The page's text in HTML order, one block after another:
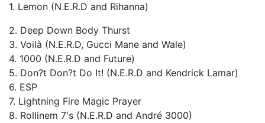
1. Lemon (N.E.R.D and Rihanna)
2. Deep Down Body Thurst
3. Voilà (N.E.R.D, Gucci Mane and Wale)
4. 1000 (N.E.R.D and Future)
5. Don?t Don?t Do It! (N.E.R.D and Kendrick Lamar)
6. ESP
7. Lightning Fire Magic Prayer
8. Rollinem 7's (N.E.R.D and André 3000)